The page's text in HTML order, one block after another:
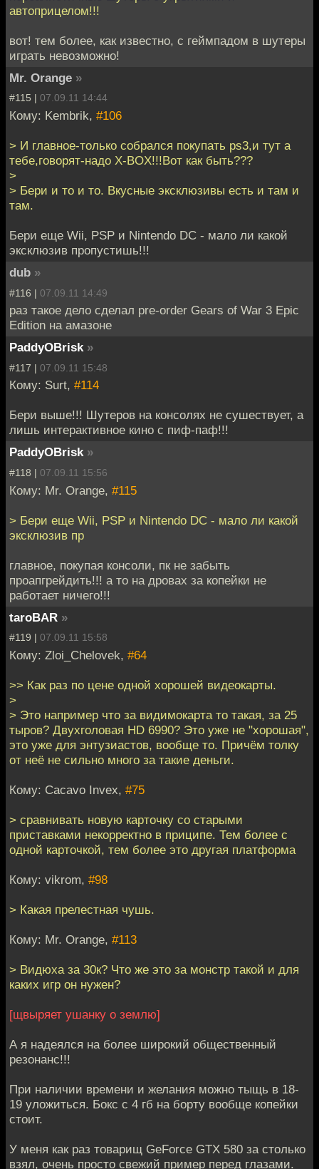
автоприцелом!!!
вот! тем более, как известно, с геймпадом в шутеры
играть невозможно!
Mr. Orange »
#115 | 07.09.11 14:44
Кому: Kembrik, #106
> И главное-только собрался покупать ps3,и тут а
тебе,говорят-надо X-BOX!!!Вот как быть???
>
> Бери и то и то. Вкусные эксклюзивы есть и там и
там.
Бери еще Wii, PSP и Nintendo DC - мало ли какой
эксклюзив пропустишь!!!
dub »
#116 | 07.09.11 14:49
раз такое дело сделал pre-order Gears of War 3 Epic
Edition на амазоне
PaddyOBrisk »
#117 | 07.09.11 15:48
Кому: Surt, #114
Бери выше!!! Шутеров на консолях не сушествует, а
лишь интерактивное кино с пиф-паф!!!
PaddyOBrisk »
#118 | 07.09.11 15:56
Кому: Mr. Orange, #115
> Бери еще Wii, PSP и Nintendo DC - мало ли какой
эксклюзив пр
главное, покупая консоли, пк не забыть
проапгрейдить!!! а то на дровах за копейки не
работает ничего!!!
taroBAR »
#119 | 07.09.11 15:58
Кому: Zloi_Chelovek, #64
>> Как раз по цене одной хорошей видеокарты.
>
> Это например что за видимокарта то такая, за 25
тыров? Двухголовая HD 6990? Это уже не "хорошая",
это уже для энтузиастов, вообще то. Причём толку
от неё не сильно много за такие деньги.
Кому: Cacavo Invex, #75
> сравнивать новую карточку со старыми
приставками некорректно в приципе. Тем более с
одной карточкой, тем более это другая платформа
Кому: vikrom, #98
> Какая прелестная чушь.
Кому: Mr. Orange, #113
> Видюха за 30к? Что же это за монстр такой и для
каких игр он нужен?
[щвыряет ушанку о землю]
А я надеялся на более широкий общественный
резонанс!!!
При наличии времени и желания можно тыщь в 18-
19 уложиться. Бокс с 4 гб на борту вообще копейки
стоит.
У меня как раз товарищ GeForce GTX 580 за столько
взял, очень просто свежий пример перед глазами.